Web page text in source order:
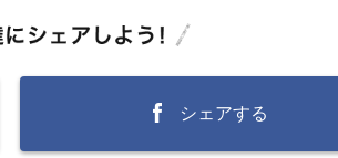
シェアする